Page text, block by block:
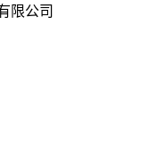
限公司